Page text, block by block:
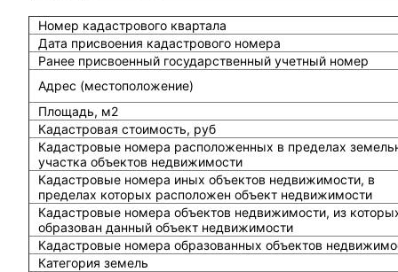
Номер кадастрового квартала
Дата присвоения кадастрового номера
Ранее присвоенный государственный учетный номер
Адрес (местоположение)
Площадь, м2
Кадастровая стоимость, руб
Кадастровые номера расположенных в пределах
участка объектов недвижимости
Кадастровые номера иных объектов недвижимости, в
пределах которых расположен объект недвижимости
Кадастровые номера объектов недвижимости, из
образован данный объект недвижимости
Кадастровые номера образованных объектов
Категория земель